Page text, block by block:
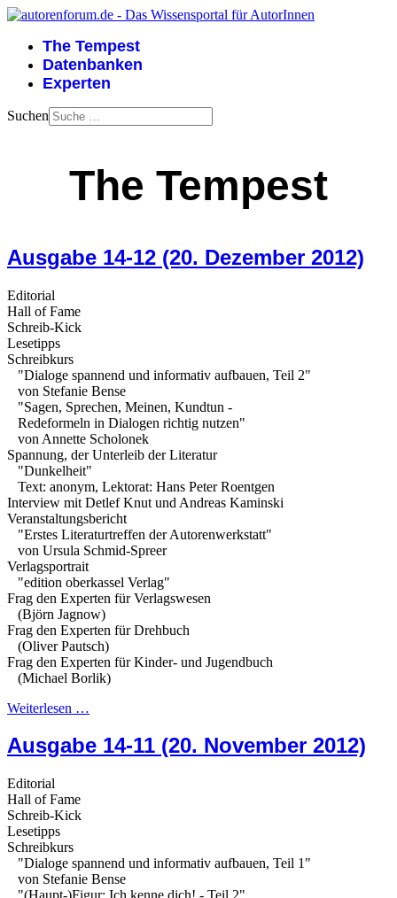
The Tempest
Datenbanken
Experten
Suchen
The Tempest
Ausgabe 14-12 (20. Dezember 2012)
Editorial
Hall of Fame
Schreib-Kick
Lesetipps
Schreibkurs
"Dialoge spannend und informativ aufbauen, Teil 2"
von Stefanie Bense
"Sagen, Sprechen, Meinen, Kundtun -
Redeformeln in Dialogen richtig nutzen"
von Annette Scholonek
Spannung, der Unterleib der Literatur
"Dunkelheit"
Text: anonym, Lektorat: Hans Peter Roentgen
Interview mit Detlef Knut und Andreas Kaminski
Veranstaltungsbericht
"Erstes Literaturtreffen der Autorenwerkstatt"
von Ursula Schmid-Spreer
Verlagsportrait
"edition oberkassel Verlag"
Frag den Experten für Verlagswesen
(Björn Jagnow)
Frag den Experten für Drehbuch
(Oliver Pautsch)
Frag den Experten für Kinder- und Jugendbuch
(Michael Borlik)
Weiterlesen …
Ausgabe 14-11 (20. November 2012)
Editorial
Hall of Fame
Schreib-Kick
Lesetipps
Schreibkurs
"Dialoge spannend und informativ aufbauen, Teil 1"
von Stefanie Bense